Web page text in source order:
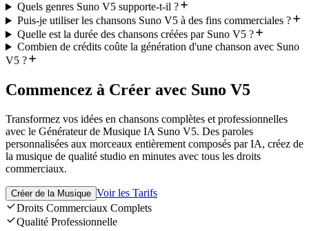
Quels genres Suno V5 supporte-t-il ?
Puis-je utiliser les chansons Suno V5 à des fins commerciales ?
Quelle est la durée des chansons créées par Suno V5 ?
Combien de crédits coûte la génération d'une chanson avec Suno
V5 ?
Commencez à Créer avec Suno V5
Transformez vos idées en chansons complètes et professionnelles
avec le Générateur de Musique IA Suno V5. Des paroles
personnalisées aux morceaux entièrement composés par IA, créez de
la musique de qualité studio en minutes avec tous les droits
commerciaux.
Créer de la Musique Voir les Tarifs
Droits Commerciaux Complets
Qualité Professionnelle